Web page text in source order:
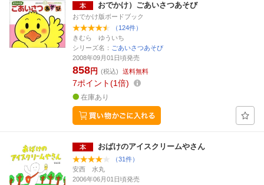
おでかけ）ごあいさつあそび
おでかけ版ボードブック
（124件）
きむら ゆういち
シリーズ名： ごあいさつあそび
2008年09月01日頃発売
858円 (税込) 送料無料
7ポイント 1倍
在庫あり
おばけのアイスクリームやさん
（31件）
安西 水丸
2006年06月01日頃発売